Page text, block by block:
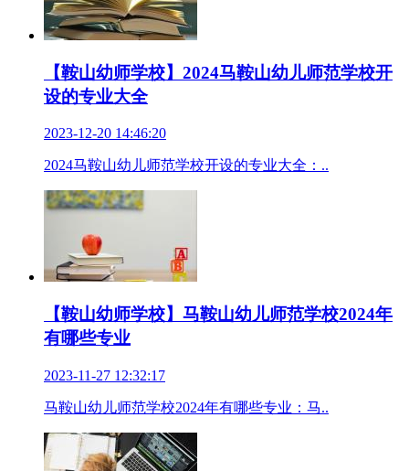
【鞍山幼师学校】2024马鞍山幼儿师范学校开
设的专业大全
2023-12-20 14:46:20
2024马鞍山幼儿师范学校开设的专业大全：..
【鞍山幼师学校】马鞍山幼儿师范学校2024年
有哪些专业
2023-11-27 12:32:17
马鞍山幼儿师范学校2024年有哪些专业：马..